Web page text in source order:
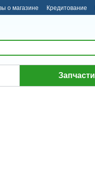
о магазине Кредитование
Запчасти